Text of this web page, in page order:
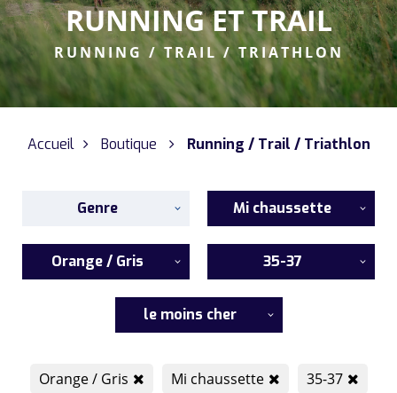
RUNNING ET TRAIL
RUNNING / TRAIL / TRIATHLON
Accueil Boutique Running / Trail / Triathlon
Genre Mi chaussette
Orange / Gris 35-37
le moins cher
Orange / Gris Mi chaussette
35-37